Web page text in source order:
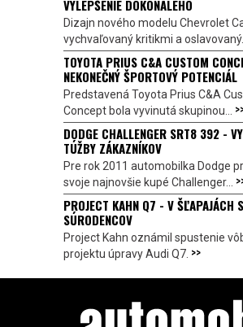
VYLEPŠENIE DOKONALÉHO
Dizajn nového modelu Chevrolet
vychvaľovaný kritikmi a
TOYOTA PRIUS C&A CUSTOM
NEKONEČNÝ ŠPORTOVÝ POTENCIÁL
Predstavená Toyota Prius C&A
Concept bola vyvinutá skupinou...
DODGE CHALLENGER SRT8 392 -
TÚŽBY ZÁKAZNÍKOV
Pre rok 2011 automobilka Dodge
svoje najnovšie kupé Challenger...
PROJECT KAHN Q7 - V ŠĽAPAJÁCH
SÚRODENCOV
Project Kahn oznámil spustenie
projektu úpravy Audi Q7. >>